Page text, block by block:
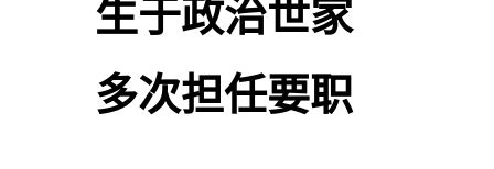
生于政治世家
多次担任要职